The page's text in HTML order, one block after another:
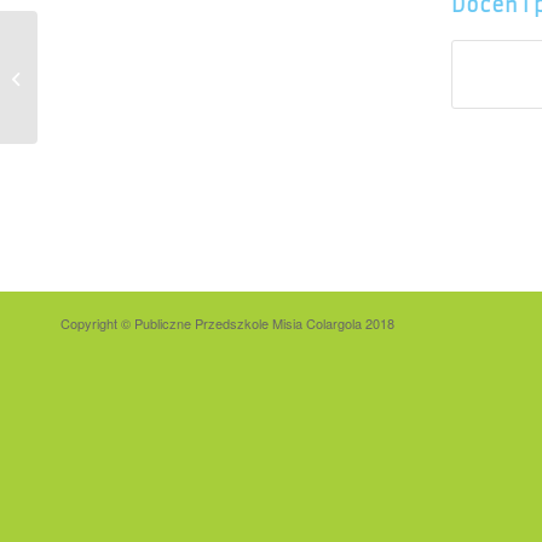
Doceń i
Copyright © Publiczne Przedszkole Misia Colargola 2018